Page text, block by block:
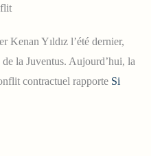
Kenan Yıldız l’été dernier,
la Juventus. Aujourd’hui, la
contractuel rapporte Si